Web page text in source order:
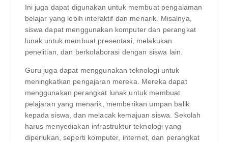
Ini juga dapat digunakan untuk membuat pengalaman
belajar yang lebih interaktif dan menarik. Misalnya,
siswa dapat menggunakan komputer dan perangkat
lunak untuk membuat presentasi, melakukan
penelitian, dan berkolaborasi dengan siswa lain.
Guru juga dapat menggunakan teknologi untuk
meningkatkan pengajaran mereka. Mereka dapat
menggunakan perangkat lunak untuk membuat
pelajaran yang menarik, memberikan umpan balik
kepada siswa, dan melacak kemajuan siswa. Sekolah
harus menyediakan infrastruktur teknologi yang
diperlukan, seperti komputer, internet, dan perangkat